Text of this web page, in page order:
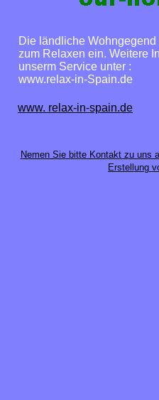
Die ländliche Wohngegend
zum Relaxen ein. Weitere
unserm Service unter :
www.relax-in-Spain.de
www. relax-in-spain.de
Nemen Sie bitte Kontakt zu uns
Erstellung